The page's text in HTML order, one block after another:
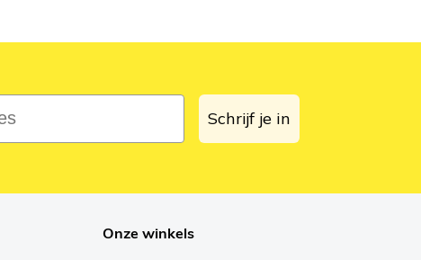
Schrijf je in
Onze winkels